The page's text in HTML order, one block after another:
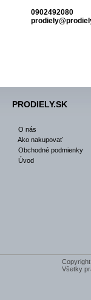
0902492080
PRODIELY.SK
O nás
Ako nakupovať
Obchodné podmienky
Úvod
Všetky